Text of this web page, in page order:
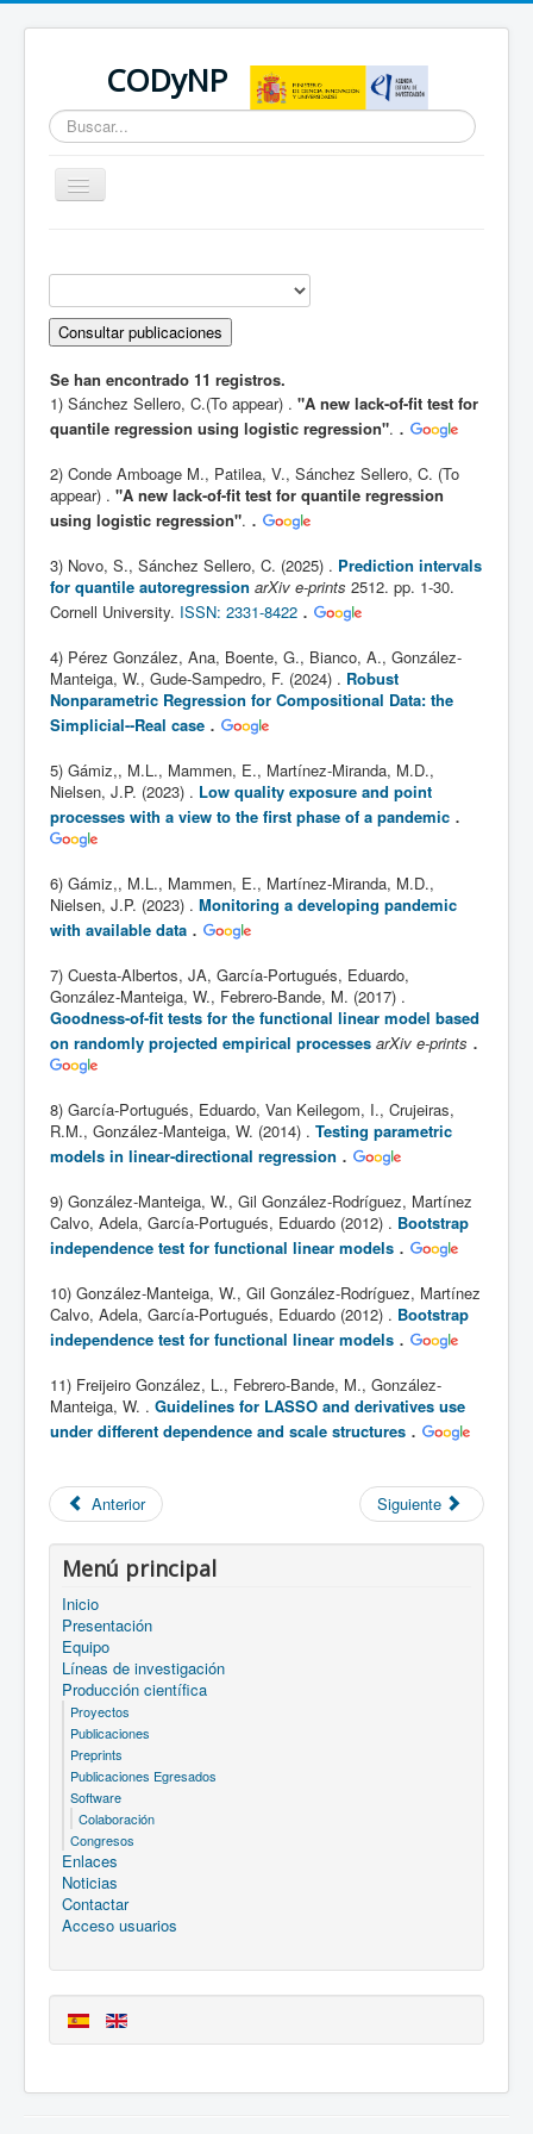
CODyNP
Buscar...
Cambiar
navegación
Se han encontrado 11 registros.
1) Sánchez Sellero, C.(To appear) . "A new lack-of-fit test for
quantile regression using logistic regression". .
2) Conde Amboage M., Patilea, V., Sánchez Sellero, C. (To
appear) . "A new lack-of-fit test for quantile regression
using logistic regression". .
3) Novo, S., Sánchez Sellero, C. (2025) . Prediction intervals
for quantile autoregression arXiv e-prints 2512. pp. 1-30.
Cornell University. ISSN: 2331-8422 .
4) Pérez González, Ana, Boente, G., Bianco, A., González-
Manteiga, W., Gude-Sampedro, F. (2024) . Robust
Nonparametric Regression for Compositional Data: the
Simplicial--Real case .
5) Gámiz,, M.L., Mammen, E., Martínez-Miranda, M.D.,
Nielsen, J.P. (2023) . Low quality exposure and point
processes with a view to the first phase of a pandemic .
6) Gámiz,, M.L., Mammen, E., Martínez-Miranda, M.D.,
Nielsen, J.P. (2023) . Monitoring a developing pandemic
with available data .
7) Cuesta-Albertos, JA, García-Portugués, Eduardo,
González-Manteiga, W., Febrero-Bande, M. (2017) .
Goodness-of-fit tests for the functional linear model based
on randomly projected empirical processes arXiv e-prints .
8) García-Portugués, Eduardo, Van Keilegom, I., Crujeiras,
R.M., González-Manteiga, W. (2014) . Testing parametric
models in linear-directional regression .
9) González-Manteiga, W., Gil González-Rodríguez, Martínez
Calvo, Adela, García-Portugués, Eduardo (2012) . Bootstrap
independence test for functional linear models .
10) González-Manteiga, W., Gil González-Rodríguez, Martínez
Calvo, Adela, García-Portugués, Eduardo (2012) . Bootstrap
independence test for functional linear models .
11) Freijeiro González, L., Febrero-Bande, M., González-
Manteiga, W. . Guidelines for LASSO and derivatives use
under different dependence and scale structures .
Anterior Siguiente
Menú principal
Inicio
Presentación
Equipo
Líneas de investigación
Producción científica
Proyectos
Publicaciones
Preprints
Publicaciones Egresados
Software
Colaboración
Congresos
Enlaces
Noticias
Contactar
Acceso usuarios